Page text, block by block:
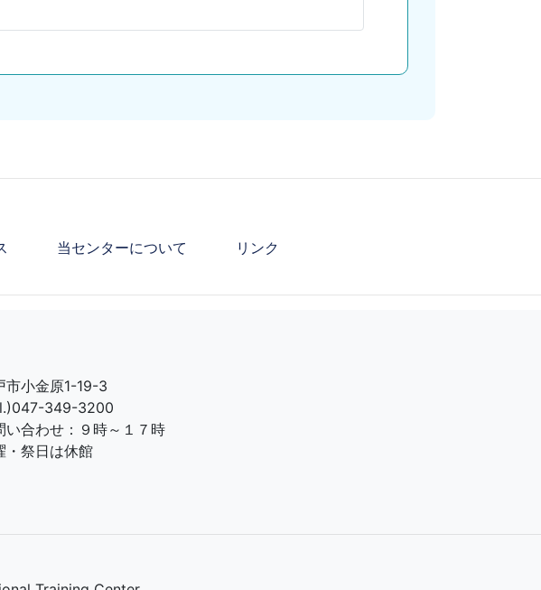
当センターについて リンク
市小金原1-19-3
349-3200
い合わせ：９時～１７時
・祭日は休館